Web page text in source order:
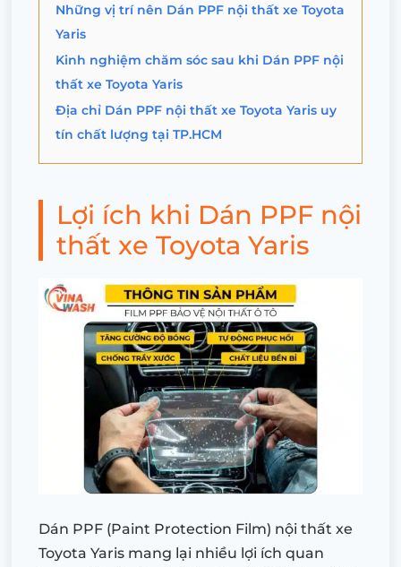
Những vị trí nên Dán PPF nội thất xe Toyota
Yaris
Kinh nghiệm chăm sóc sau khi Dán PPF nội
thất xe Toyota Yaris
Địa chỉ Dán PPF nội thất xe Toyota Yaris uy
tín chất lượng tại TP.HCM
Lợi ích khi Dán PPF nội
thất xe Toyota Yaris
Dán PPF (Paint Protection Film) nội thất xe
Toyota Yaris mang lại nhiều lợi ích quan